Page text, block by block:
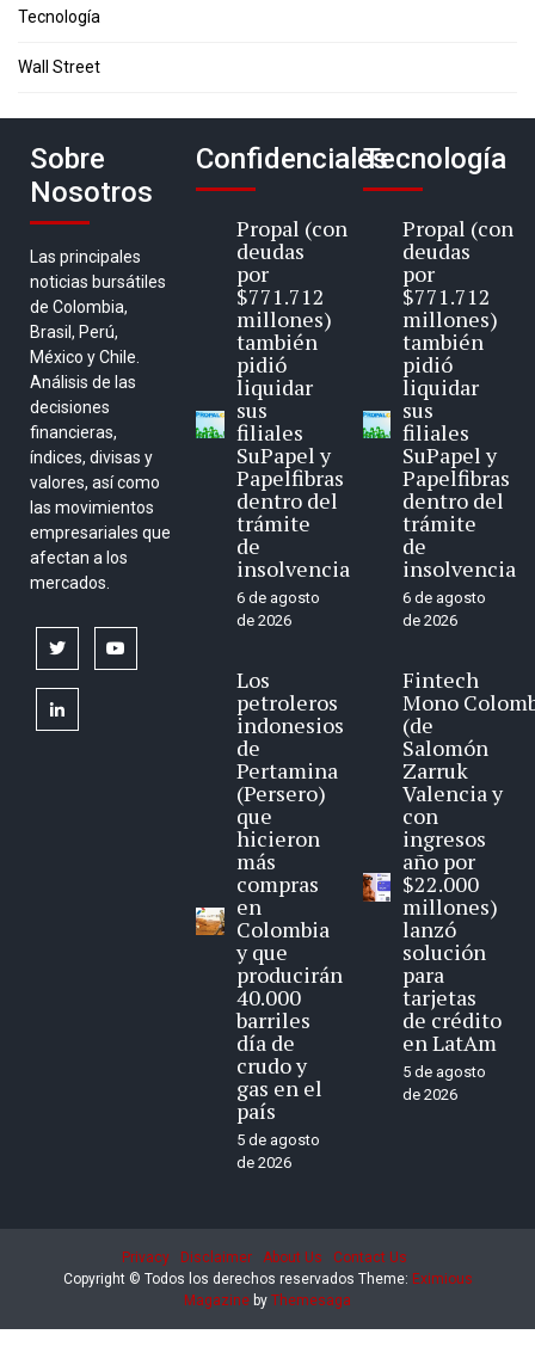
Tecnología
Wall Street
Sobre
Nosotros
Las principales
noticias bursátiles
de Colombia,
Brasil, Perú,
México y Chile.
Análisis de las
decisiones
financieras,
índices, divisas y
valores, así como
las movimientos
empresariales que
afectan a los
mercados.
twitter
linkedin
Confidenciales
Propal (con
deudas
por
$771.712
millones)
también
pidió
liquidar
sus
filiales
SuPapel y
Papelfibras
dentro del
trámite
de
insolvencia
6 de agosto
de 2026
Los
petroleros
indonesios
de
Pertamina
(Persero)
que
hicieron
más
compras
en
Colombia
y que
producirán
40.000
barriles
día de
crudo y
gas en el
país
5 de agosto
de 2026
Tecnología
Propal (con
deudas
por
$771.712
millones)
también
pidió
liquidar
sus
filiales
SuPapel y
Papelfibras
dentro del
trámite
de
insolvencia
6 de agosto
de 2026
Fintech
Mono
(de
Salomón
Zarruk
Valencia y
con
ingresos
año por
$22.000
millones)
lanzó
solución
para
tarjetas
de crédito
en LatAm
5 de agosto
de 2026
Privacy Disclaimer About Us
Contact Us
Copyright © Todos los derechos reservados Theme: Eximious
Magazine by Themesaga